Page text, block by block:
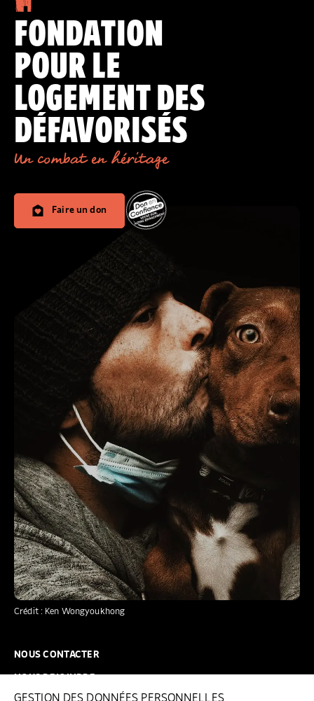
GESTION DES DONNÉES PERSONNELLES
Crédit : Ken Wongyoukhong
FONDATION
POUR LE
LOGEMENT DES
DÉFAVORISÉS
Un combat en héritage
Faire un don
NOUS CONTACTER